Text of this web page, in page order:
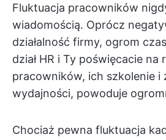
Fluktuacja pracowników
wiadomością. Oprócz
działalność firmy, ogrom
dział HR i Ty poświęcacie
pracowników, ich szkolenie i
wydajności, powoduje
Chociaż pewna fluktuacja